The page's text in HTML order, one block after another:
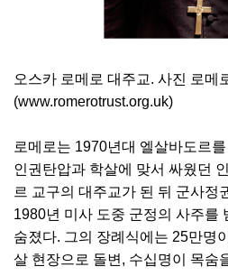
오스카 로메로 대주교. 사진 로메
(www.romerotrust.org.uk)
로메로는 1970년대 엘살바도르
인권탄압과 학살에 맞서 싸웠던
르 교구의 대주교가 된 뒤 군사정
1980년 미사 도중 군정의 사주를
숨졌다. 그의 장례식에는 25만명
살 현장으로 돌변, 수십명이 목숨